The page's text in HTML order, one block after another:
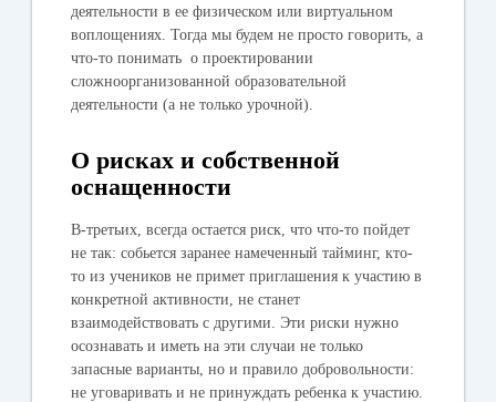
деятельности в ее физическом или виртуальном
воплощениях. Тогда мы будем не просто говорить, а
что-то понимать о проектировании
сложноорганизованной образовательной
деятельности (а не только урочной).
О рисках и собственной
оснащенности
В-третьих, всегда остается риск, что что-то пойдет
не так: собьется заранее намеченный тайминг, кто-
то из учеников не примет приглашения к участию в
конкретной активности, не станет
взаимодействовать с другими. Эти риски нужно
осознавать и иметь на эти случаи не только
запасные варианты, но и правило добровольности:
не уговаривать и не принуждать ребенка к участию.